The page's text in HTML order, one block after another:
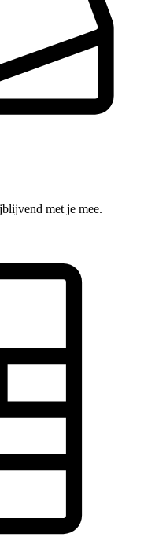
met je mee.